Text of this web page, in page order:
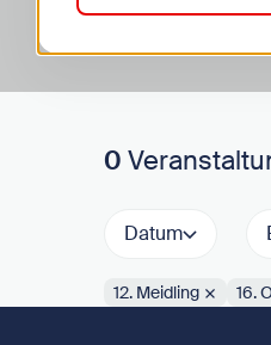
0
Datum
Aktive Filter:
12. Meidling 16.